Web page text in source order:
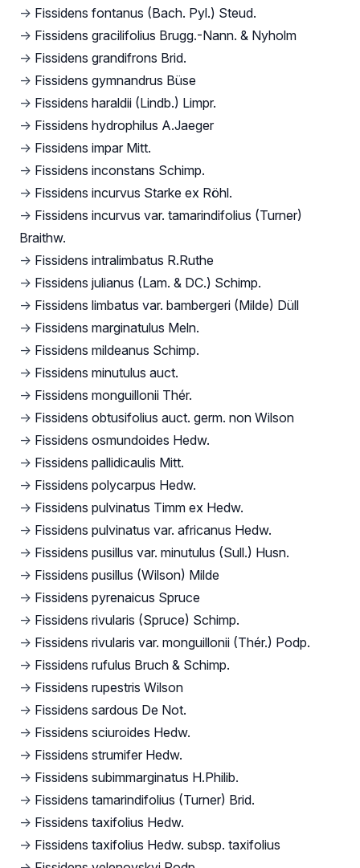
→ Fissidens fontanus (Bach. Pyl.) Steud.
→ Fissidens gracilifolius Brugg.-Nann. & Nyholm
→ Fissidens grandifrons Brid.
→ Fissidens gymnandrus Büse
→ Fissidens haraldii (Lindb.) Limpr.
→ Fissidens hydrophilus A.Jaeger
→ Fissidens impar Mitt.
→ Fissidens inconstans Schimp.
→ Fissidens incurvus Starke ex Röhl.
→ Fissidens incurvus var. tamarindifolius (Turner)
Braithw.
→ Fissidens intralimbatus R.Ruthe
→ Fissidens julianus (Lam. & DC.) Schimp.
→ Fissidens limbatus var. bambergeri (Milde) Düll
→ Fissidens marginatulus Meln.
→ Fissidens mildeanus Schimp.
→ Fissidens minutulus auct.
→ Fissidens monguillonii Thér.
→ Fissidens obtusifolius auct. germ. non Wilson
→ Fissidens osmundoides Hedw.
→ Fissidens pallidicaulis Mitt.
→ Fissidens polycarpus Hedw.
→ Fissidens pulvinatus Timm ex Hedw.
→ Fissidens pulvinatus var. africanus Hedw.
→ Fissidens pusillus var. minutulus (Sull.) Husn.
→ Fissidens pusillus (Wilson) Milde
→ Fissidens pyrenaicus Spruce
→ Fissidens rivularis (Spruce) Schimp.
→ Fissidens rivularis var. monguillonii (Thér.) Podp.
→ Fissidens rufulus Bruch & Schimp.
→ Fissidens rupestris Wilson
→ Fissidens sardous De Not.
→ Fissidens sciuroides Hedw.
→ Fissidens strumifer Hedw.
→ Fissidens subimmarginatus H.Philib.
→ Fissidens tamarindifolius (Turner) Brid.
→ Fissidens taxifolius Hedw.
→ Fissidens taxifolius Hedw. subsp. taxifolius